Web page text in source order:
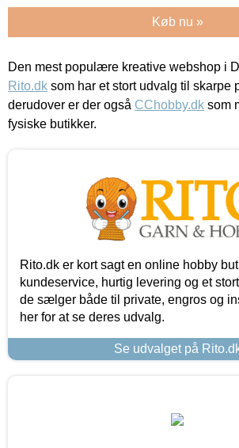
Køb nu »
Den mest populære kreative webshop i
Rito.dk som har et stort udvalg til skarpe
derudover er der også CChobby.dk som
fysiske butikker.
Rito.dk er kort sagt en online hobby
kundeservice, hurtig levering og et
de sælger både til private, engros og
her for at se deres udvalg.
Se udvalget på